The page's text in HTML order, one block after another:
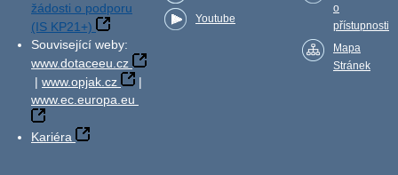
žádosti o podporu
(IS KP21+)
Související weby:
www.dotaceeu.cz
| www.opjak.cz
|
www.ec.europa.eu
Kariéra
Youtube
o
přístupnosti
Mapa
Stránek